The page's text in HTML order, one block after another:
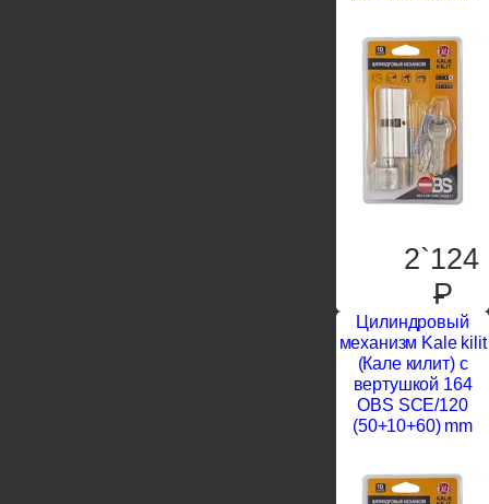
2`124
P
Цилиндровый
механизм Kale kilit
(Кале килит) с
вертушкой 164
OBS SCE/120
(50+10+60) mm